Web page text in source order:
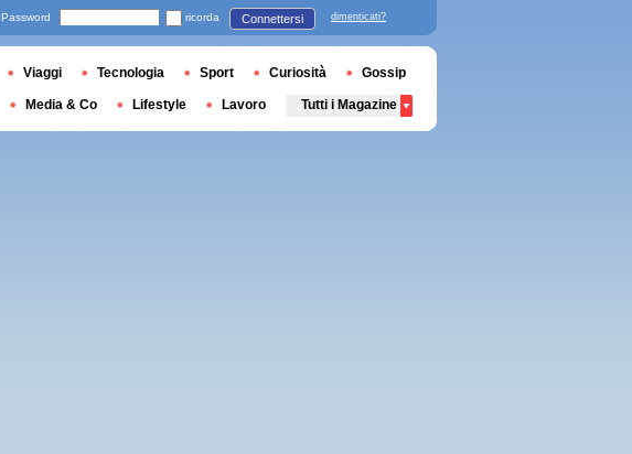
Password ricorda Connettersi dimenticati?
Viaggi Tecnologia Sport Curiosità Gossip
Media & Co Lifestyle Lavoro Tutti i Magazine